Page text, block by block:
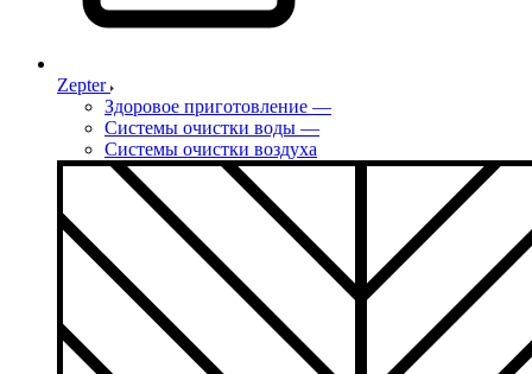
Zepter
Здоровое приготовление —
Системы очистки воды —
Системы очистки воздуха